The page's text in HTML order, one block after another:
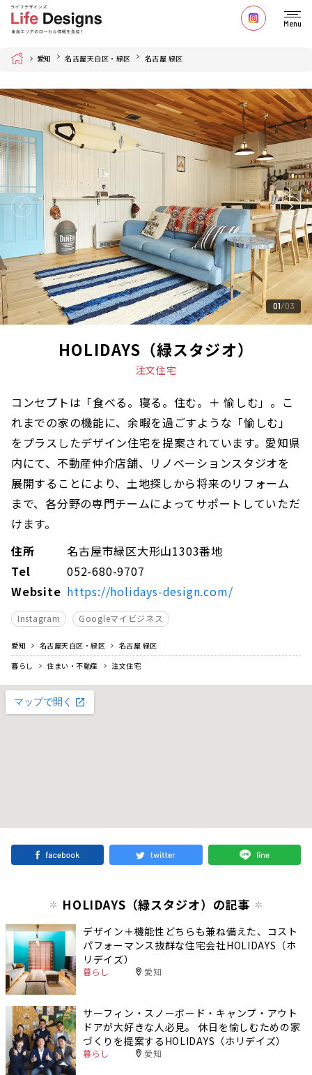
Menu
Home 愛知 名古屋天白区・緑区 名古屋 緑区
01 03
HOLIDAYS（緑スタジオ）
注文住宅
コンセプトは「食べる。寝る。住む。＋ 愉しむ」。こ
れまでの家の機能に、余暇を過ごすような「愉しむ」
をプラスしたデザイン住宅を提案されています。愛知県
内にて、不動産仲介店舗、リノベーションスタジオを
展開することにより、土地探しから将来のリフォーム
まで、各分野の専門チームによってサポートしていただ
けます。
住所
名古屋市緑区大形山1303番地
Tel
052-680-9707
Website https://holidays-design.com/
Instagram Googleマイビジネス
愛知 名古屋天白区・緑区
名古屋 緑区
暮らし
住まい・不動産 注文住宅
HOLIDAYS（緑スタジオ）の記事
デザイン＋機能性どちらも兼ね備えた、コスト
パフォーマンス抜群な住宅会社HOLIDAYS（ホ
リデイズ）
暮らし 愛知
サーフィン・スノーボード・キャンプ・アウト
ドアが大好きな人必見。 休日を愉しむための家
づくりを提案するHOLIDAYS（ホリデイズ）
暮らし 愛知